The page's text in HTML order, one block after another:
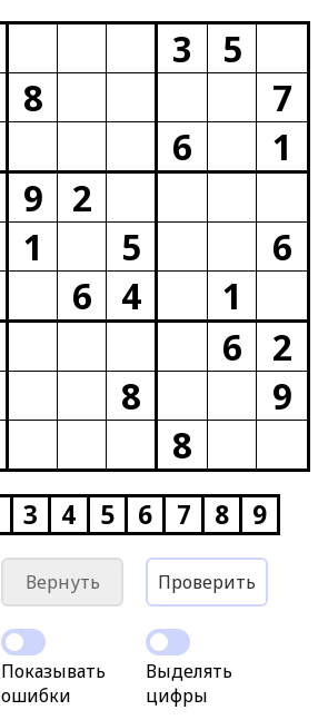
3
5
8
7
6
1
9
2
1 5
6
6
4
1
6
2
8
9
8
3 4 5 6 7 8 9
Вернуть Проверить
Показывать
ошибки
Выделять
цифры